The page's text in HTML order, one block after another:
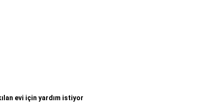
evi için yardım istiyor